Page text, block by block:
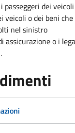
passeggeri dei
veicoli o dei beni
nel sinistro
assicurazione o i